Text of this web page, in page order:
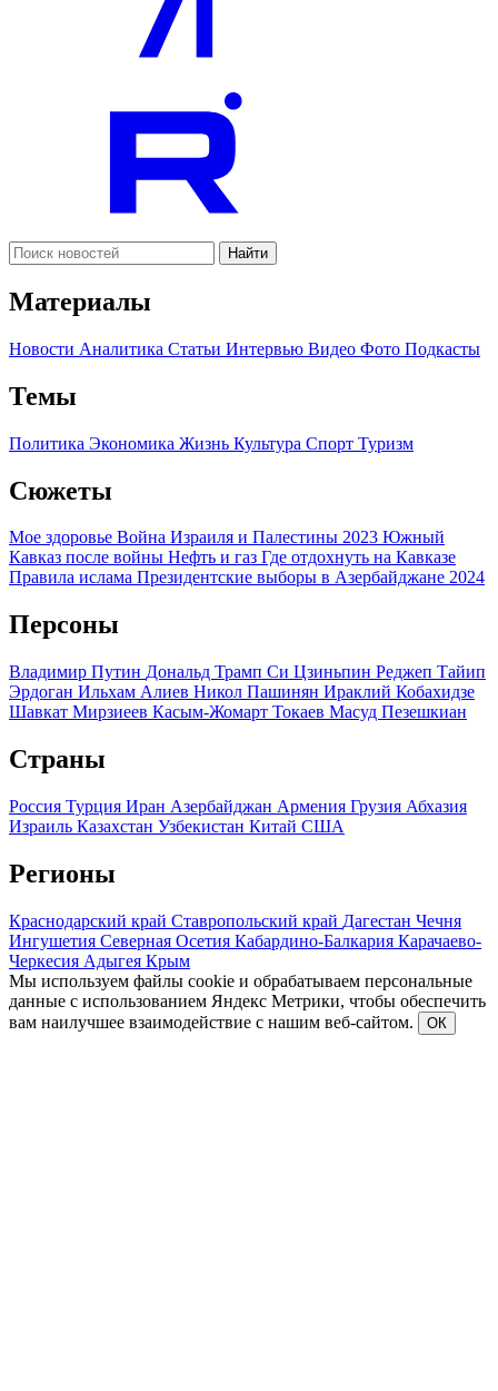
Найти
Материалы
Новости Аналитика Статьи Интервью Видео Фото Подкасты
Темы
Политика Экономика Жизнь Культура Спорт Туризм
Сюжеты
Мое здоровье Война Израиля и Палестины 2023 Южный
Кавказ после войны Нефть и газ Где отдохнуть на Кавказе
Правила ислама Президентские выборы в Азербайджане 2024
Персоны
Владимир Путин Дональд Трамп Си Цзиньпин Реджеп Тайип
Эрдоган Ильхам Алиев Никол Пашинян Ираклий Кобахидзе
Шавкат Мирзиеев Касым-Жомарт Токаев Масуд Пезешкиан
Страны
Россия Турция Иран Азербайджан Армения Грузия Абхазия
Израиль Казахстан Узбекистан Китай США
Регионы
Краснодарский край Ставропольский край Дагестан Чечня
Ингушетия Северная Осетия Кабардино-Балкария Карачаево-
Черкесия Адыгея Крым
Мы используем файлы cookie и обрабатываем персональные
данные с использованием Яндекс Метрики, чтобы обеспечить
вам наилучшее взаимодействие с нашим веб-сайтом.
ОК